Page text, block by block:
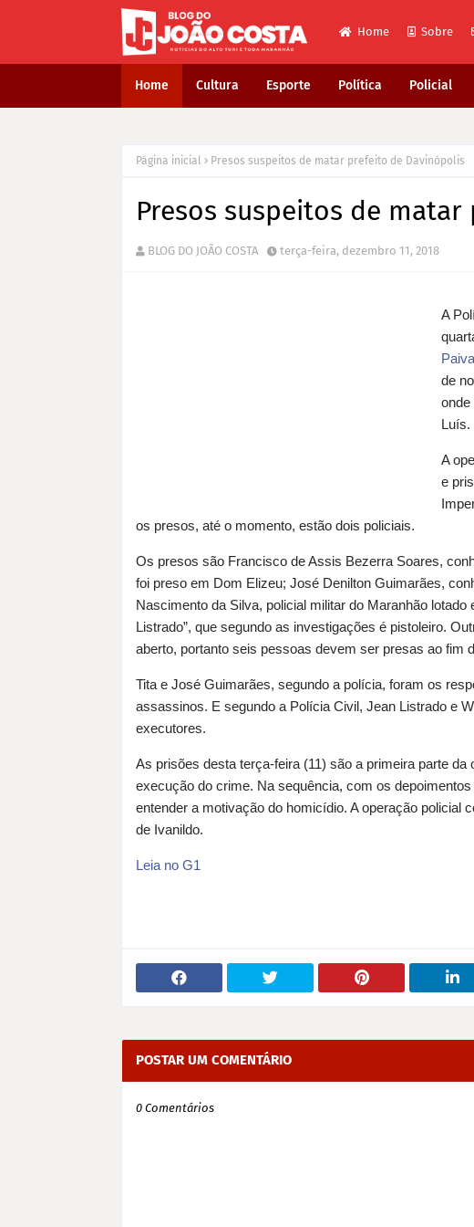
Home Sobre
Home Cultura Esporte Política Policial
Página inicial Presos suspeitos de matar prefeito de Davinópolis
Presos suspeitos de
BLOG DO JOÃO COSTA terça-feira, dezembro 11, 2018
A
de
onde
Luís.
A
e
os presos, até o momento, estão dois policiais.
Os presos são Francisco de Assis Bezerra Soares,
foi preso em Dom Elizeu; José Denilton Guimarães,
Nascimento da Silva, policial militar do Maranhão
Listrado”, que segundo as investigações é pistoleiro.
aberto, portanto seis pessoas devem ser presas ao fim
Tita e José Guimarães, segundo a polícia, foram os
assassinos. E segundo a Polícia Civil, Jean Listrado e
executores.
As prisões desta terça-feira (11) são a primeira parte
execução do crime. Na sequência, com os
entender a motivação do homicídio. A operação policial
de Ivanildo.
Leia no G1
POSTAR UM COMENTÁRIO
0 Comentários